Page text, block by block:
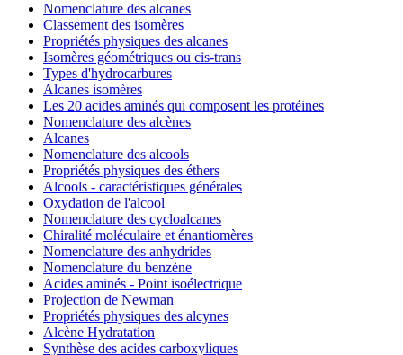
Nomenclature des alcanes
Classement des isomères
Propriétés physiques des alcanes
Isomères géométriques ou cis-trans
Types d'hydrocarbures
Alcanes isomères
Les 20 acides aminés qui composent les protéines
Nomenclature des alcènes
Alcanes
Nomenclature des alcools
Propriétés physiques des éthers
Alcools - caractéristiques générales
Oxydation de l'alcool
Nomenclature des cycloalcanes
Chiralité moléculaire et énantiomères
Nomenclature des anhydrides
Nomenclature du benzène
Acides aminés - Point isoélectrique
Projection de Newman
Propriétés physiques des alcynes
Alcène Hydratation
Synthèse des acides carboxyliques